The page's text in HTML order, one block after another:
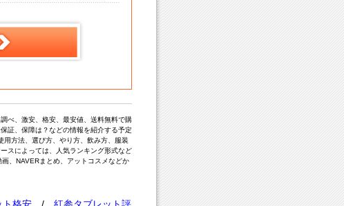
べ、激安、格安、最安値、送料無料で購
証、保障は？などの情報を紹介する予定
用方法、選び方、やり方、飲み方、服装
スによっては、人気ランキング形式など
、NAVERまとめ、アットコスメなどか